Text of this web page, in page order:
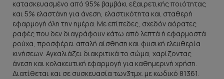
κατασκευασμένο από 95% βαμβάκι εξαιρετικής ποιότητας
και 5% ελαστάνη για άνεση, ελαστικότητα και σταθερή
εφαρμογή όλη την ημέρα. Με επίπεδες, σχεδόν αόρατες
ραφές που δεν διαγράφουν κάτω από λεπτά ή εφαρμοστά
ρούχα, προσφέρει απαλή αίσθηση και φυσική ελευθερία
κινήσεων. Αγκαλιάζει διακριτικά το σώμα, χαρίζοντας
άνεση και κολακευτική εφαρμογή για καθημερινή χρήση.
Διατίθεται και σε συσκευασία των3τμχ. με κωδικό 81361.